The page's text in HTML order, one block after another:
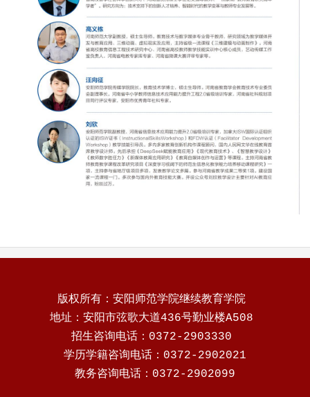
版权所有：安阳师范学院继续教育学院
地址：安阳市弦歌大道436号勤业楼A508
招生咨询电话：0372-2903330
学历学籍咨询电话：0372-2902021
教务咨询电话：0372-2902099